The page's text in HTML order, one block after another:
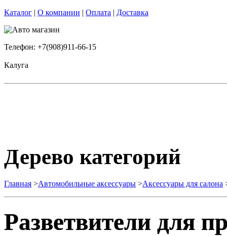
Каталог | О компании | Оплата | Доставка
Телефон: +7(908)911-66-15
Калуга
Дерево категорий
Главная >Автомобильные аксессуары >Аксессуары для салона
Разветвители для